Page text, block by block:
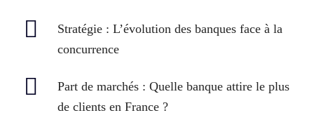
Stratégie: L’évolution des banques face à la
concurrence
Part de marchés: Quelle banque attire le plus
de clients en France ?